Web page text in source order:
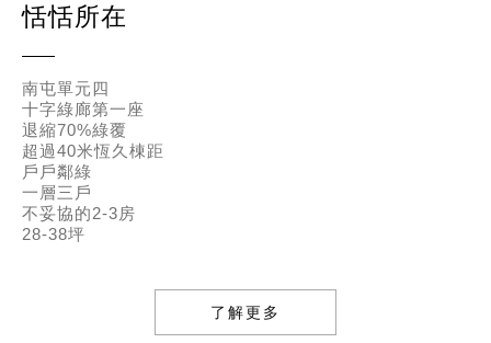
恬恬所在
南屯單元四
十字綠廊第一座
退縮70%綠覆
超過40米恆久棟距
戶戶鄰綠
一層三戶
不妥協的2-3房
28-38坪
了解更多